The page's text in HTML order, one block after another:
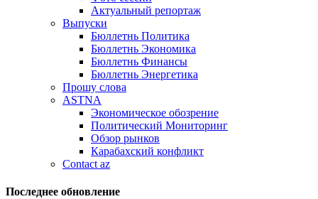
Актуальный репортаж
Выпуски
Бюллетнь Политика
Бюллетнь Экономика
Бюллетнь Финансы
Бюллетнь Энергетика
Прошу слова
ASTNA
Экономическое обозрение
Политический Мониторинг
Обзор рынков
Карабахский конфликт
Contact az
Последнее обновление